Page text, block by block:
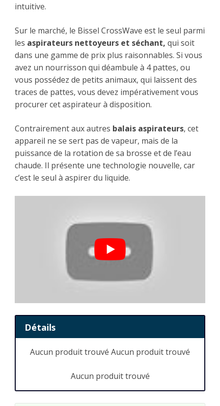
intuitive.
Sur le marché, le Bissel CrossWave est le seul parmi
les aspirateurs nettoyeurs et séchant, qui soit
dans une gamme de prix plus raisonnables. Si vous
avez un nourrisson qui déambule à 4 pattes, ou
vous possédez de petits animaux, qui laissent des
traces de pattes, vous devez impérativement vous
procurer cet aspirateur à disposition.
Contrairement aux autres balais aspirateurs, cet
appareil ne se sert pas de vapeur, mais de la
puissance de la rotation de sa brosse et de l’eau
chaude. Il présente une technologie nouvelle, car
c’est le seul à aspirer du liquide.
Détails
Aucun produit trouvé Aucun produit trouvé
Aucun produit trouvé